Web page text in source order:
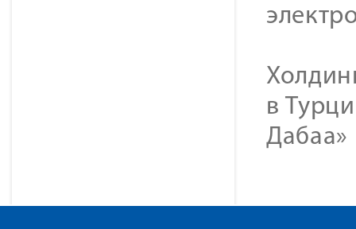
в
Дабаа»